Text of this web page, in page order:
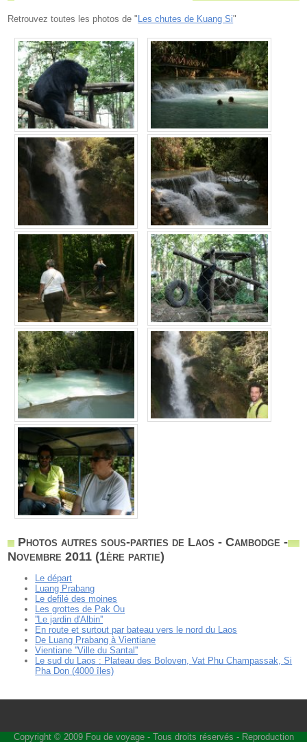
Retrouvez toutes les photos de "Les chutes de Kuang Si"
Photos autres sous-parties de Laos - Cambodge -
Novembre 2011 (1ère partie)
Le départ
Luang Prabang
Le defilé des moines
Les grottes de Pak Ou
''Le jardin d'Albin''
En route et surtout par bateau vers le nord du Laos
De Luang Prabang à Vientiane
Vientiane ''Ville du Santal''
Le sud du Laos : Plateau des Boloven, Vat Phu Champassak, Si
Pha Don (4000 îles)
Copyright © 2009 Fou de voyage- Tous droits réservés - Reproduction